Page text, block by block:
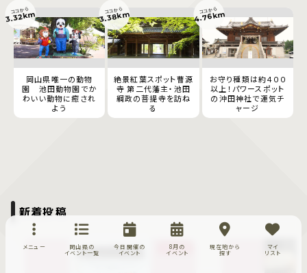
岡山県唯一の動物
園 池田動物園でか
わいい動物に癒され
よう
ココから
3.32km
絶景紅葉スポット曹源
寺 第二代藩主・池田
綱政の菩提寺を訪ね
る
ココから
3.38km
お守り種類は約４００
以上！パワースポット
の沖田神社で運気チ
ャージ
ココから
4.76km
新着投稿
イベント
メニュー
岡山県の
イベント一覧
今日開催の
イベント
8月の
イベント
現在地から
探す
マイ
リスト